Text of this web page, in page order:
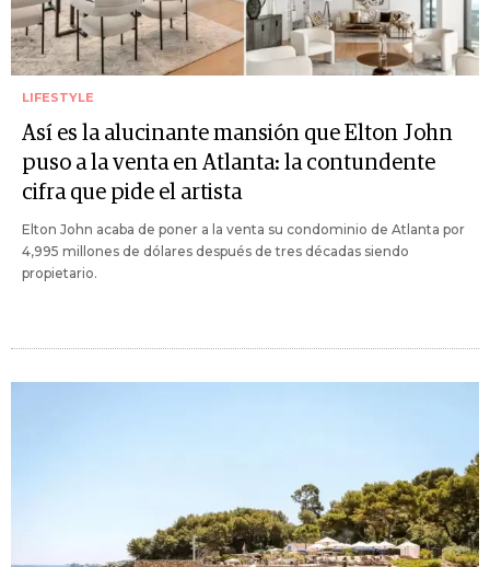
LIFESTYLE
Así es la alucinante mansión que Elton John
puso a la venta en Atlanta: la contundente
cifra que pide el artista
Elton John acaba de poner a la venta su condominio de Atlanta por
4,995 millones de dólares después de tres décadas siendo
propietario.